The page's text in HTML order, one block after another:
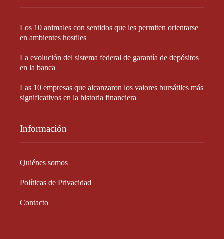
Los 10 animales con sentidos que les permiten orientarse
en ambientes hostiles
La evolución del sistema federal de garantía de depósitos
en la banca
Las 10 empresas que alcanzaron los valores bursátiles más
significativos en la historia financiera
Información
Quiénes somos
Políticas de Privacidad
Contacto